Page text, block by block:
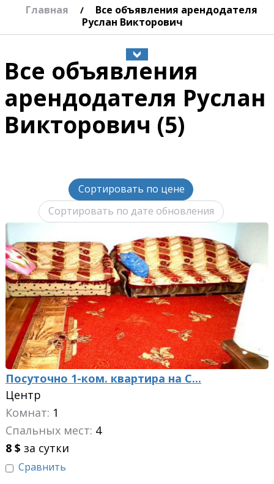
Главная /
Все объявления арендодателя
Руслан Викторович
Все объявления
арендодателя Руслан
Викторович (5)
Сортировать по цене
Сортировать по дате обновления
Посуточно 1-ком. квартира на С...
Центр
Комнат: 1
Спальных мест: 4
8 $ за сутки
Сравнить